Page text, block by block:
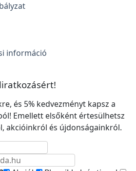
információ
és 5% kedvezményt kapsz a
Emellett elsőként értesülhetsz
akcióinkról és újdonságainkról.